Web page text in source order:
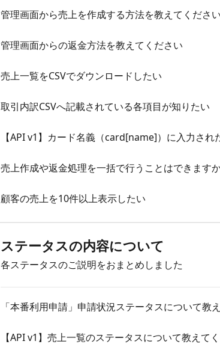
管理画面から売上を作成する方法を教えてください
管理画面からの返金方法を教えてください
売上一覧をCSVでダウンロードしたい
取引内訳CSVへ記載されている各項目が知りたい
【API v1】カード名義（card[name]）に入力さ
売上作成や返金処理を一括で行うことはできます
顧客の売上を10件以上表示したい
ステータスの内容について
各ステータスのご説明をおまとめしました
「本番利用申請」申請状況ステータスについて教
【API v1】売上一覧のステータスについて教えて